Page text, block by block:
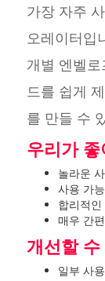
가장 자주
오레이터입
개별 엔벨
드를 쉽게
를 만들 수
우리가
놀라운
사용 가
합리적인
매우 간
개선할
일부 사